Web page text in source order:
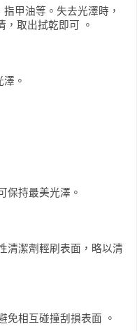
甲油等。失去光澤時，
，取出拭乾即可 。
。
保持最美光澤。
清潔劑輕刷表面，略以清
免相互碰撞刮損表面 。